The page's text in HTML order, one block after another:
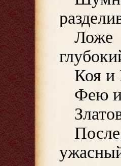
Коя и
Фею